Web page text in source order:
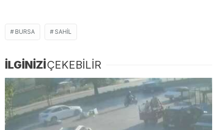
BURSA SAHIL
İLGİNİZİÇEKEBİLİR